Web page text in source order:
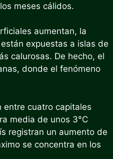
meses cálidos.
aumentan, la
expuestas a islas de
calurosas. De hecho, el
donde el fenómeno
entre cuatro capitales
media de unos 3°C
registran un aumento de
se concentra en los